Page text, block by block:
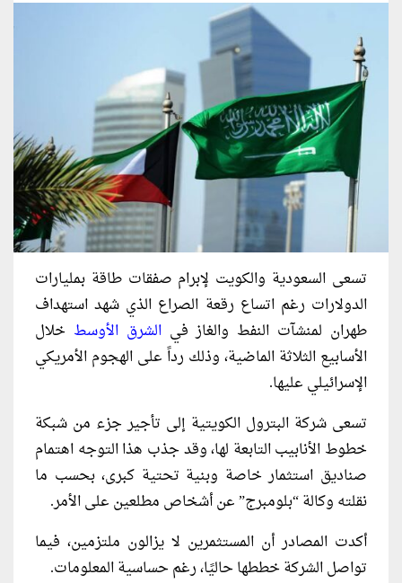
تسعى السعودية والكويت لإبرام صفقات طاقة بمليارات
الدولارات رغم اتساع رقعة الصراع الذي شهد استهداف
طهران لمنشآت النفط والغاز فيالشرق الأوسط خلال
الأسابيع الثلاثة الماضية، وذلك رداً على الهجوم الأمريكي
الإسرائيلي عليها.
تسعى شركة البترول الكويتية إلى تأجير جزء من شبكة
خطوط الأنابيب التابعة لها، وقد جذب هذا التوجه اهتمام
صناديق استثمار خاصة وبنية تحتية كبرى، بحسب ما
نقلته وكالة “بلومبرج” عن أشخاص مطلعين على الأمر.
أكدت المصادر أن المستثمرين لا يزالون ملتزمين، فيما
تواصل الشركة خططها حاليًا، رغم حساسية المعلومات.